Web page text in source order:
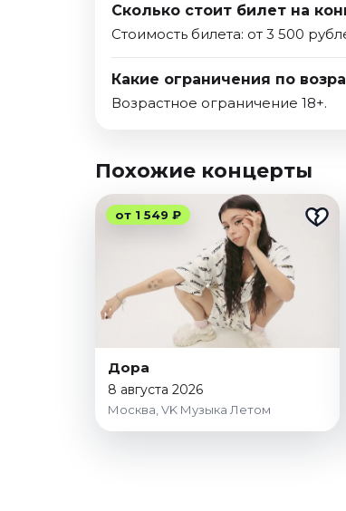
Сколько стоит билет на
Стоимость билета: от 3 500
Какие ограничения по
Возрастное ограничение 18+.
Похожие концерты
от 1 549 ₽
Дора
8 августа 2026
Москва, VK Музыка Летом